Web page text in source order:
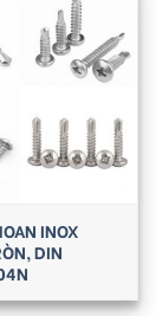
INOX
DIN